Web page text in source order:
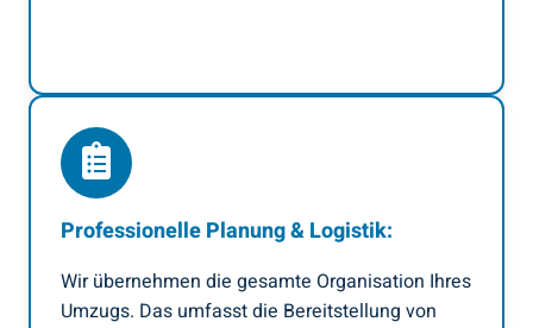
Professionelle Planung & Logistik:
Wir übernehmen die gesamte Organisation Ihres
Umzugs. Das umfasst die Bereitstellung von